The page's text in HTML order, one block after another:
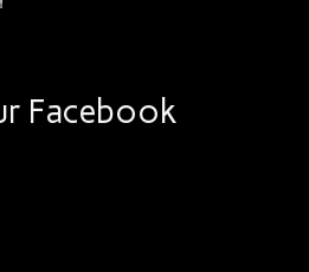
Facebook